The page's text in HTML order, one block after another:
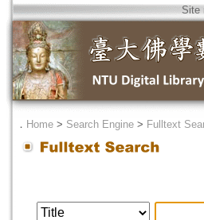
Site
． Home > Search Engine > Fulltext